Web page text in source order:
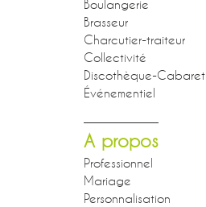
Boulangerie
Brasseur
Charcutier-traiteur
Collectivité
Discothèque-Cabaret
Événementiel
A propos
Professionnel
Mariage
Personnalisation